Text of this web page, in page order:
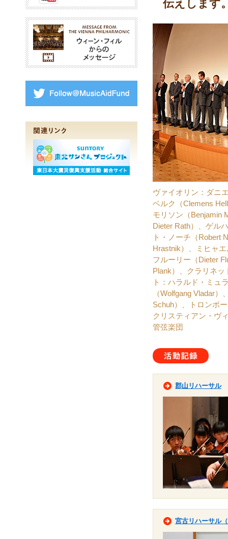
伝えします
ヴァイオリン：ダニ
ベルク（Clemens
モリソン（Benjamin
Dieter Rath）、ゲル
ト・ノーチ（Robert
Hrastnik）、ミヒャ
フルーリー（Dieter
Plank）、クラリネ
ト：ハラルド・ミュ
（Wolfgang Vladar
Schuh）、トロンボ
クリスティアン・ヴ
管弦楽団
郡山リハーサル
宮古リハーサル
ウィーン・フィルから
Follow@MusicAidFund